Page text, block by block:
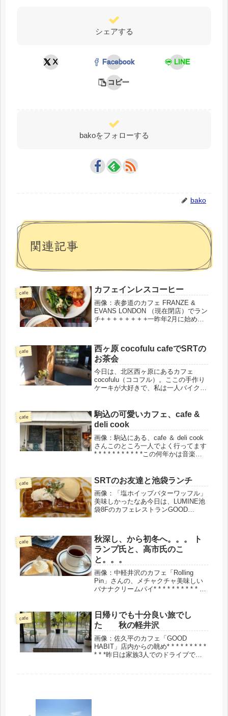
シェアする
X Facebook LINE
コピー
bakoをフォローする
bako
関連記事
cafe カフェインレスコーヒー
画像：表参道のカフェ FRANZE &
EVANS LONDON （現在閉店）でラン
チ+ + + + + + + +一昨年2月に始めた
普通のコーヒー飲みましたけどね。で
も2...
cafe
西ヶ原 cocofulu cafeでSRTの
お茶会
今日は、北区西ヶ原にあるカフェ
cocofulu（ココフル）。ここの手作り
ケーキが大好きで、私は一人バイクで
のお友達とのお話もあって、カフェで
過ごしました。私はデカフェの...
cafe
駒込の可愛いカフェ、cafe &
deli cook
画像：駒込にある、cafe ＆ deli cook
さんこのところ一人でよく行ってます
* * * * * * * * * * *この何年かは音楽の
ています。JR駒込駅北口を出て...
cafe SRTのお友達と池袋ランチ
画像：「塩ホイップバターワッフル」
美味しかったなあ今日は、LUMINE池
袋8FのカフェレストランGOOD
友達と、ランチしてきました。こんな
に楽しい会話もなかなか...
cafe
秋深し、から初冬へ。。。 ト
ランプ氏と、高市氏のこ
と。。。
画像：中軽井沢のカフェ「Rolling
Pin」さんの、メチャクチャ美味しい
バナナクリームパイ* * * * * * * * * * *
た。国道沿いの、Rolling P...
cafe
日帰りでも十分良い旅でし
た 秋の軽井沢
画像：佐久平のカフェ「GOOD
HABIT」店内からの眺め* * * * * * * * *
* * *昨日は家族3人でのドライブでし